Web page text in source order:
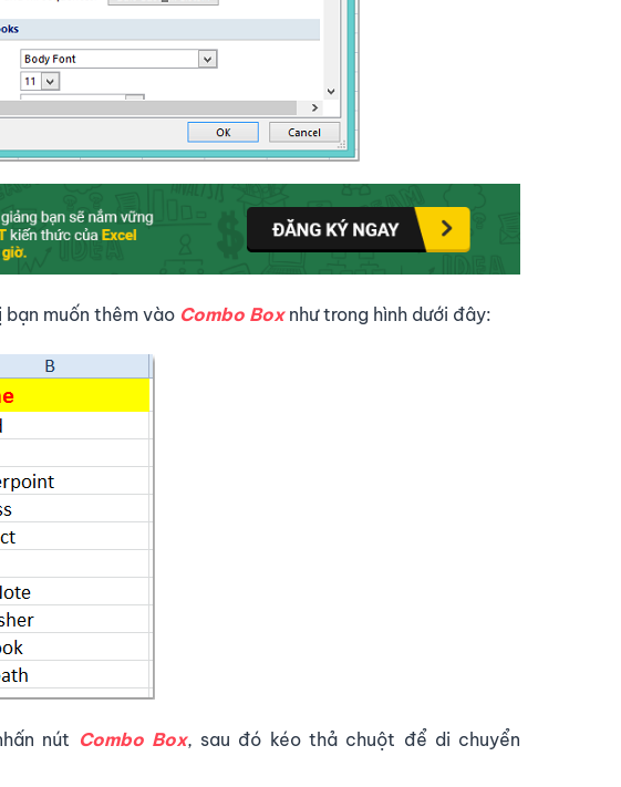
muốn thêm vào Combo Box như trong hình dưới đây:
nút Combo Box, sau đó kéo thả chuột để di chuyển